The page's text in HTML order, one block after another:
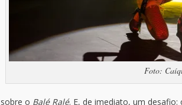
Foto:
o Balé Ralé. E, de imediato, um